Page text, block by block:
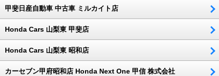
甲斐日産自動車 中古車 ミルカイト店
Honda Cars 山梨東 甲斐店
Honda Cars 山梨東 昭和店
カーセブン甲府昭和店 Honda Next One 甲信 株式会社